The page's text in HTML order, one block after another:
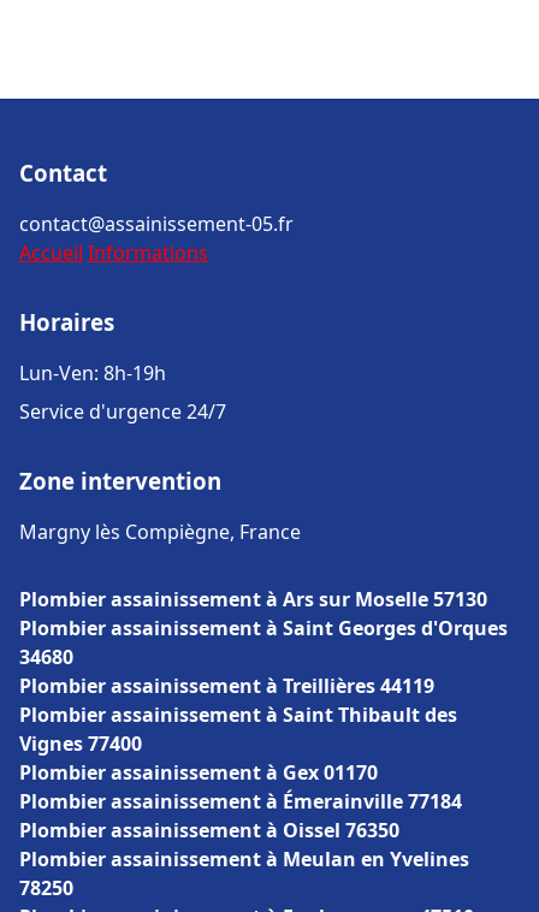
Contact
contact@assainissement-05.fr
Accueil Informations
Horaires
Lun-Ven: 8h-19h
Service d'urgence 24/7
Zone intervention
Margny lès Compiègne, France
Plombier assainissement à Ars sur Moselle 57130
Plombier assainissement à Saint Georges d'Orques
34680
Plombier assainissement à Treillières 44119
Plombier assainissement à Saint Thibault des
Vignes 77400
Plombier assainissement à Gex 01170
Plombier assainissement à Émerainville 77184
Plombier assainissement à Oissel 76350
Plombier assainissement à Meulan en Yvelines
78250